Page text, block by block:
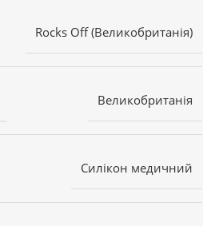
Rocks Off (Великобританія)
Великобританія
Силікон медичний